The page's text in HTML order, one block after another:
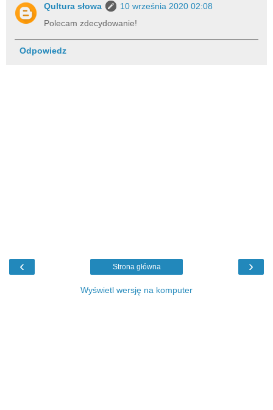
Qultura słowa
10 września 2020 02:08
Polecam zdecydowanie!
Odpowiedz
‹ ›
Strona główna
Wyświetl wersję na komputer